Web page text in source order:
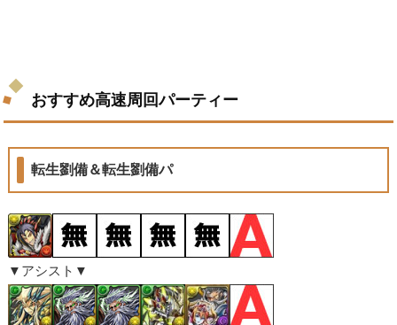
おすすめ高速周回パーティー
転生劉備＆転生劉備パ
▼アシスト▼